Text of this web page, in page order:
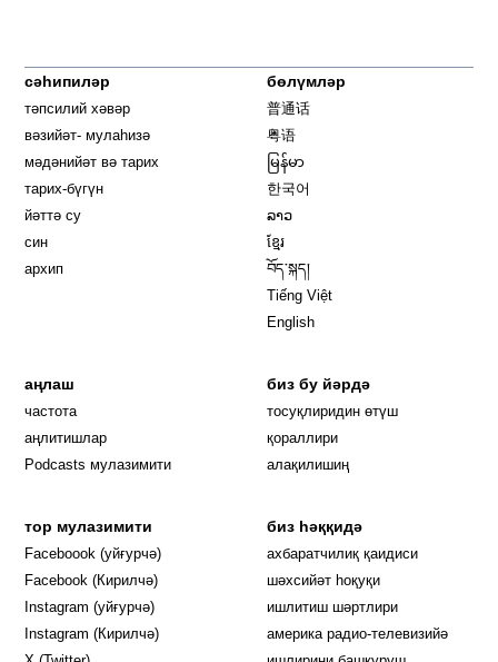
сәһипиләр
тәпсилий хәвәр
вәзийәт- мулаһизә
мәдәнийәт вә тарих
тарих-бүгүн
йәттә су
син
архип
бөлүмләр
普通话
粤语
မြန်မာ
한국어
ລາວ
ខ្មែរ
བོད་སྐད།
Tiếng Việt
English
аңлаш
частота
аңлитишлар
Podcasts мулазимити
биз бу йәрдә
тосуқлиридин өтүш
қораллири
алақилишиң
тор мулазимити
Faceboook (уйғурчә) Opens in new window
Facebook (Кирилчә) Opens in new window
Instagram (уйғурчә) Opens in new window
Instagram (Кирилчә) Opens in new window
биз һәққидә
ахбаратчилиқ қаидиси
шәхсийәт һоқуқи
ишлитиш шәртлири
америка радио-телевизийә